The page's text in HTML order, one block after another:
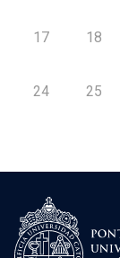
17 18
24 25